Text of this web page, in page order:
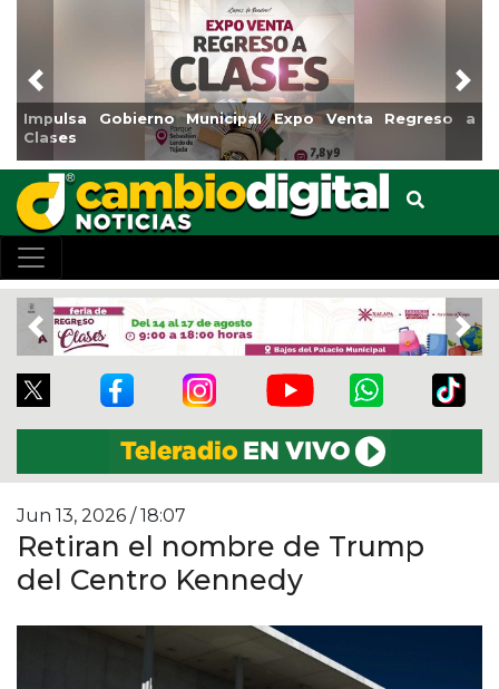
Expo Venta Regreso a
Reabrirá
Centro
Previous
Previous
Jun 13, 2026 / 18:07
Retiran el nombre de Trump
del Centro Kennedy